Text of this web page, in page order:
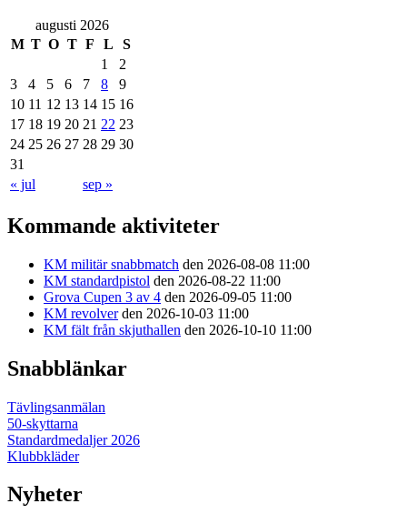
augusti 2026
M T O T F L
S
1
2
3
4 5 6 7 8
9
10 11 12 13 14 15 16
17 18 19 20 21 22 23
24 25 26 27 28 29 30
31
« jul
sep »
Kommande aktiviteter
KM militär snabbmatch den 2026-08-08 11:00
KM standardpistol den 2026-08-22 11:00
Grova Cupen 3 av 4 den 2026-09-05 11:00
KM revolverden 2026-10-03 11:00
KM fält från skjuthallen den 2026-10-10 11:00
Snabblänkar
Tävlingsanmälan
50-skyttarna
Standardmedaljer 2026
Klubbkläder
Nyheter